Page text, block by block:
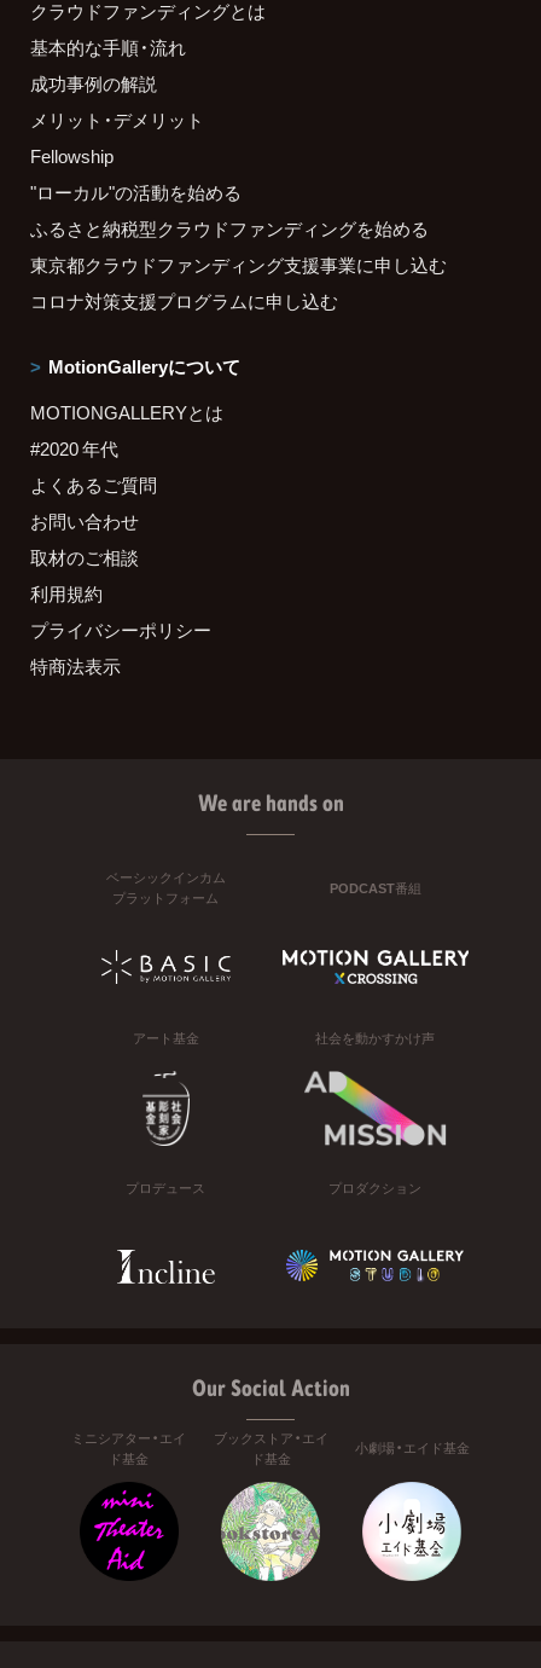
クラウドファンディングとは
基本的な手順・流れ
成功事例の解説
メリット・デメリット
Fellowship
"ローカル"の活動を始める
ふるさと納税型クラウドファンディングを始める
東京都クラウドファンディング支援事業に申し込む
コロナ対策支援プログラムに申し込む
MotionGalleryについて
MOTIONGALLERYとは
#2020 年代
よくあるご質問
お問い合わせ
取材のご相談
利用規約
プライバシーポリシー
特商法表示
We are hands on
ベーシックインカム
プラットフォーム
PODCAST番組
アート基金 社会を動かすかけ声
プロデュース プロダクション
Our Social Action
ミニシアター・エイ
ド基金
ブックストア・エイ
ド基金
小劇場・エイド基金